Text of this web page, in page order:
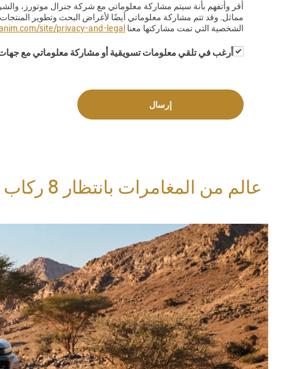
أقر وأتفهم بأنة سيتم مشاركة معلوماتي مع شركة جنرال موتورز،
مماثل. وقد تتم مشاركة معلوماتي أيضًا لأغراض البحث وتطوير
الشخصية التي تمت مشاركتها معنا site/privacy-and-legal/
أرغب في تلقي معلومات تسويقية أو مشاركة معلوماتي مع جهات
إرسال
​عالم من المغامرات بانتظار 8 ركاب مع ترافرس​